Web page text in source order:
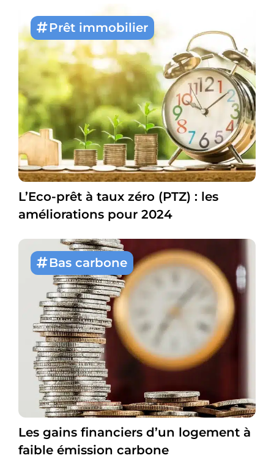
Prêt immobilier
L’Eco-prêt à taux zéro (PTZ) : les
améliorations pour 2024
Bas carbone
Les gains financiers d’un logement à
faible émission carbone